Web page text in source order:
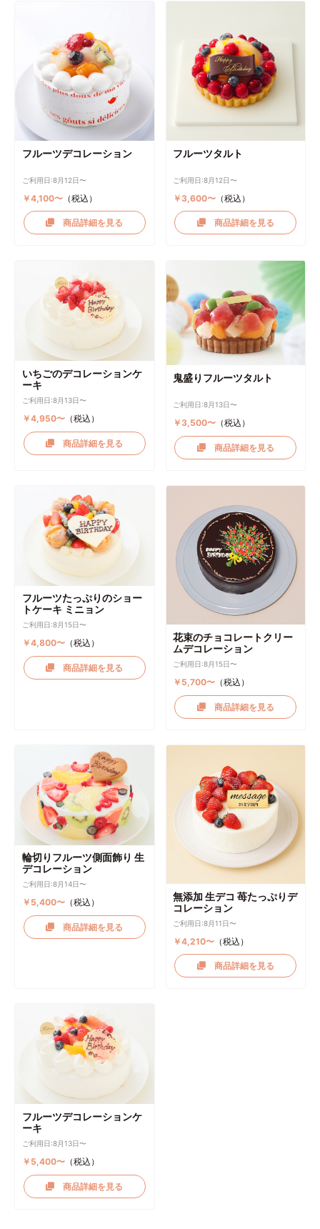
フルーツデコレーション
ご利用日:8月12日〜
￥4,100〜（税込）
商品詳細を見る
フルーツタルト
ご利用日:8月12日〜
￥3,600〜 （税込）
商品詳細を見る
いちごのデコレーションケ
ーキ
ご利用日:8月13日〜
￥4,950〜（税込）
商品詳細を見る
鬼盛りフルーツタルト
ご利用日:8月13日〜
￥3,500〜 （税込）
商品詳細を見る
フルーツたっぷりのショー
トケーキ ミニョン
ご利用日:8月15日〜
￥4,800〜（税込）
商品詳細を見る
花束のチョコレートクリー
ムデコレーション
ご利用日:8月15日〜
￥5,700〜 （税込）
商品詳細を見る
輪切りフルーツ側面飾り 生
デコレーション
ご利用日:8月14日〜
￥5,400〜（税込）
商品詳細を見る
無添加 生デコ 苺たっぷりデ
コレーション
ご利用日:8月11日〜
￥4,210〜 （税込）
商品詳細を見る
フルーツデコレーションケ
ーキ
ご利用日:8月13日〜
￥5,400〜（税込）
商品詳細を見る